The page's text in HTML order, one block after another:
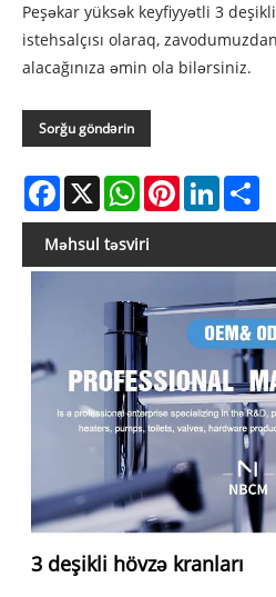
Peşəkar yüksək keyfiyyətli 3
istehsalçısı olaraq,
alacağınıza əmin ola bilərsiniz.
Sorğu göndərin
Facebook
X WhatsAppPinterestLinkedIn
Məhsul təsviri
3 deşikli hövzə kranları